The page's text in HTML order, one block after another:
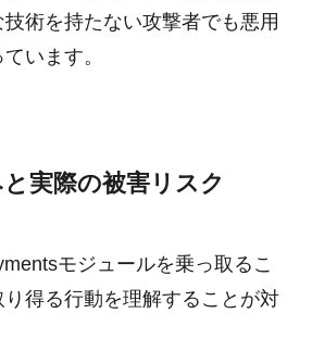
術を持たない攻撃者でも悪用
います。
実際の被害リスク
モジュールを乗っ取るこ
り得る行動を理解することが対